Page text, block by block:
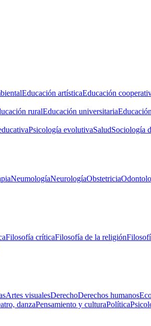
Educación artísticaEducación
ruralEducación universitaria
Psicología evolutivaSaludSociología
NeumologíaNeurologíaObstetricia
Filosofía críticaFilosofía de la religión
Artes visualesDerechoDerechos humanos
danzaPensamiento y culturaPolítica